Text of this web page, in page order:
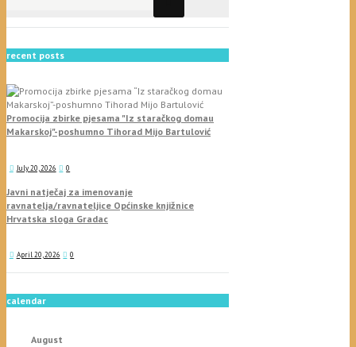
recent posts
Promocija zbirke pjesama "Iz staračkog domau
Makarskoj"-poshumno Tihorad Mijo Bartulović
July 20, 2026 0
Javni natječaj za imenovanje
ravnatelja/ravnateljice Općinske knjižnice
Hrvatska sloga Gradac
April 20, 2026 0
calendar
August